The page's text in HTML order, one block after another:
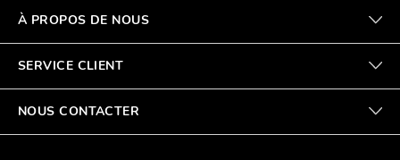
À PROPOS DE NOUS
SERVICE CLIENT
NOUS CONTACTER